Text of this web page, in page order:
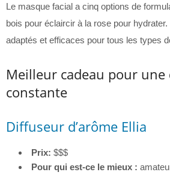
Le masque facial a cinq options de
bois pour éclaircir à la rose pour
adaptés et efficaces pour tous les types
Meilleur cadeau pour une
constante
Diffuseur d’arôme Ellia
Prix: $$$
Pour qui est-ce le mieux :